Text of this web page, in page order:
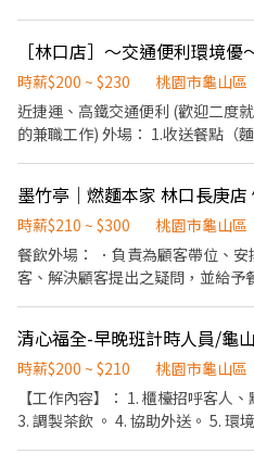
已搬遷至林口長庚B1美食街。我
啡、餐飲有興趣的您加入我們的行列
日早上10：30-15：00，可以正
日，謝謝！
時薪$200 ~ $230
桃園市龜山區
近捷運、高鐵交通便利 (歡迎二度
的兼職工作) 外場： 1.收送餐點（麵食、斤餅、小菜飲料） 2.顧客點
時的清潔維護 外場人員起薪200元起/1小時 內場人員起薪210元起/1
小時 滿3個月即可考核調薪 彈性排班，一天4到8小時，週休二日 上
班日享有免費300元內，主餐員工餐一份 兼職福利：勞
勞退提撥、年假代金、中秋及端午禮金等。 可以選
需求調整。 (9:30-22:00之間排班4-8小時） 可轉正，
小時，月休8-12天 享三節獎金、年
利等福利。 （依政府法規，餐飲
費） 更多品川蘭：https://
時薪$210 ~ $300
桃園市龜山區
餐飲外場： ．負責為顧客帶位、
客、解決顧客提出之疑問，並給予
負責結帳、收銀等工作。 餐飲內
前與烹飪中之準備工作與其他餐廳
切各種食材。 ．負責清理工作環
所需要的食材。 ．協助測量食材的
時薪$200 ~ $210
桃園市龜山區
【工作內容】： 1. 櫃檯招呼客人、點單收銀。 2. 煮茶、副料製作。
3. 調製茶飲 。 4. 協助外送。 5. 環境整潔。 【薪資】：